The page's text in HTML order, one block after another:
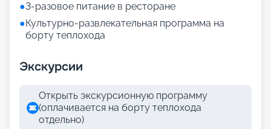
●3-разовое питание в ресторане
●Культурно-развлекательная программа на
борту теплохода
Экскурсии
Открыть экскурсионную программу
(оплачивается на борту теплохода
отдельно)